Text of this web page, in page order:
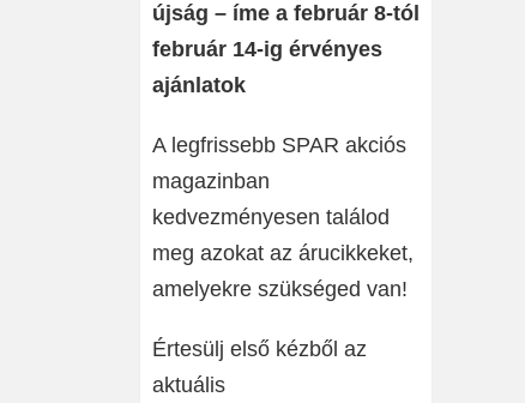
újság – íme a február 8-tól
február 14-ig érvényes
ajánlatok
A legfrissebb SPAR akciós
magazinban
kedvezményesen találod
meg azokat az árucikkeket,
amelyekre szükséged van!
Értesülj első kézből az
aktuális